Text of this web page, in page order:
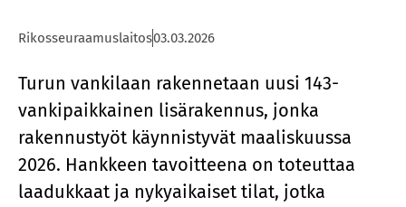
Rikosseuraamuslaitos03.03.2026
Turun vankilaan rakennetaan uusi 143-
vankipaikkainen lisärakennus, jonka
rakennustyöt käynnistyvät maaliskuussa
2026. Hankkeen tavoitteena on toteuttaa
laadukkaat ja nykyaikaiset tilat, jotka